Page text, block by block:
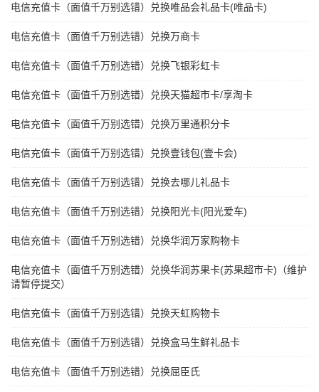
电信充值卡（面值千万别选错）兑换唯品会礼品卡(唯品卡)
电信充值卡（面值千万别选错）兑换万商卡
电信充值卡（面值千万别选错）兑换飞银彩虹卡
电信充值卡（面值千万别选错）兑换天猫超市卡/享淘卡
电信充值卡（面值千万别选错）兑换万里通积分卡
电信充值卡（面值千万别选错）兑换壹钱包(壹卡会)
电信充值卡（面值千万别选错）兑换去哪儿礼品卡
电信充值卡（面值千万别选错）兑换阳光卡(阳光爱车)
电信充值卡（面值千万别选错）兑换华润万家购物卡
电信充值卡（面值千万别选错）兑换华润苏果卡(苏果超市卡)（维护
请暂停提交）
电信充值卡（面值千万别选错）兑换天虹购物卡
电信充值卡（面值千万别选错）兑换盒马生鲜礼品卡
电信充值卡（面值千万别选错）兑换屈臣氏